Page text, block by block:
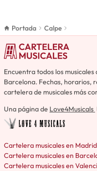
Portada Calpe
Encuentra todos los
Barcelona. Fechas, horarios,
cartelera de musicales más
Una página de Love4Musicals
Cartelera musicales en Madrid
Cartelera musicales en
Cartelera musicales en